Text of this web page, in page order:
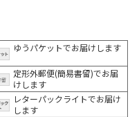
ゆうパケットでお届けします
定形外郵便(簡易書留)でお届
けします
レターパックライトでお届け
します